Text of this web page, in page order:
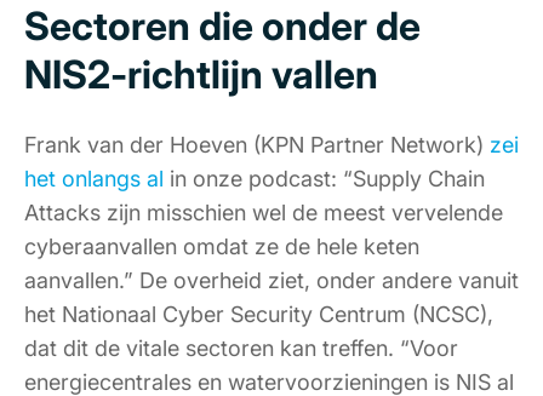
Sectoren die onder de
NIS2-richtlijn vallen
Frank van der Hoeven (KPN Partner Network) zei
het onlangs al in onze podcast: “Supply Chain
Attacks zijn misschien wel de meest vervelende
cyberaanvallen omdat ze de hele keten
aanvallen.” De overheid ziet, onder andere vanuit
het Nationaal Cyber Security Centrum (NCSC),
dat dit de vitale sectoren kan treffen. “Voor
energiecentrales en watervoorzieningen is NIS al